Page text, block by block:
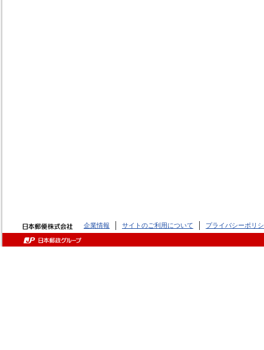
企業情報 サイトのご利用について プライバシーポリ